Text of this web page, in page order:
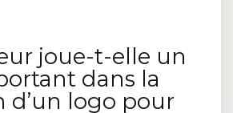
joue-t-elle un
dans la
d’un logo pour